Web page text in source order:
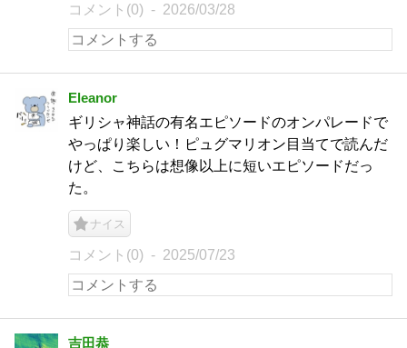
コメント(0) 2026/03/28
Eleanor
ギリシャ神話の有名エピソードのオンパレードで
やっぱり楽しい！ピュグマリオン目当てで読んだ
けど、こちらは想像以上に短いエピソードだっ
た。
ナイス
コメント(0) 2025/07/23
吉田恭